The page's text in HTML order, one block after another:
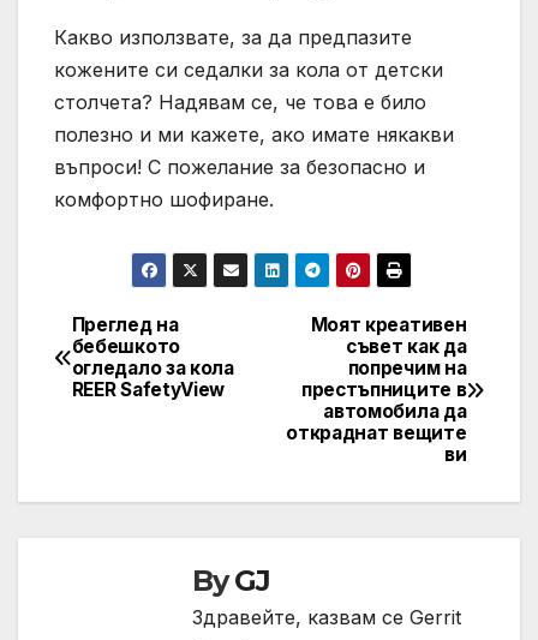
Какво използвате, за да предпазите
кожените си седалки за кола от детски
столчета? Надявам се, че това е било
полезно и ми кажете, ако имате някакви
въпроси! С пожелание за безопасно и
комфортно шофиране.
Навигация
Моят креативен
съвет как да
попречим на
престъпниците в
автомобила да
откраднат вещите
ви
Преглед на
бебешкото
огледало за кола
REER SafetyView
ByGJ
Здравейте, казвам се Gerrit